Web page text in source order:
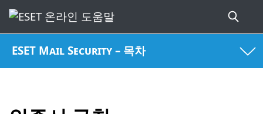
ESET Mail Security – 목차